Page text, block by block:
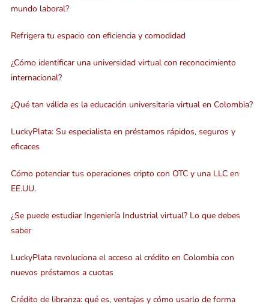
mundo laboral?
Refrigera tu espacio con eficiencia y comodidad
¿Cómo identificar una universidad virtual con reconocimiento
internacional?
¿Qué tan válida es la educación universitaria virtual en Colombia?
LuckyPlata: Su especialista en préstamos rápidos, seguros y
eficaces
Cómo potenciar tus operaciones cripto con OTC y una LLC en
EE.UU.
¿Se puede estudiar Ingeniería Industrial virtual? Lo que debes
saber
LuckyPlata revoluciona el acceso al crédito en Colombia con
nuevos préstamos a cuotas
Crédito de libranza: qué es, ventajas y cómo usarlo de forma